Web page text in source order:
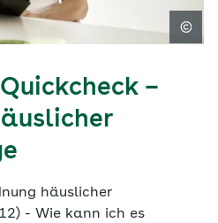
–
häuslicher
- Wie kann ich es